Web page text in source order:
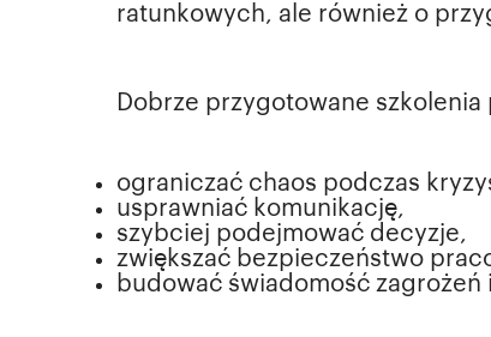
ratunkowych, ale również o
Dobrze przygotowane szkolenia
ograniczać chaos podczas
usprawniać komunikację,
szybciej podejmować decyzje,
zwiększać bezpieczeństwo
budować świadomość zagrożeń